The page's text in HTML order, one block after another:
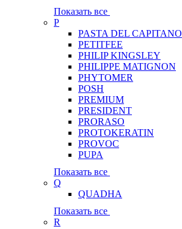
Показать все
P
PASTA DEL CAPITANO
PETITFEE
PHILIP KINGSLEY
PHILIPPE MATIGNON
PHYTOMER
POSH
PREMIUM
PRESIDENT
PRORASO
PROTOKERATIN
PROVOC
PUPA
Показать все
Q
QUADHA
Показать все
R